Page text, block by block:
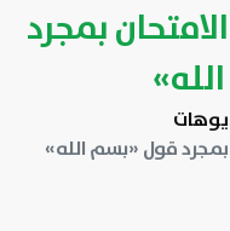
بمجرد
قول «بسم الله»